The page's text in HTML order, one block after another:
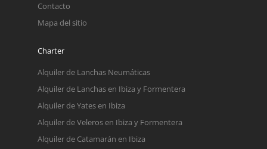
Contacto
Mapa del sitio
Charter
Alquiler de Lanchas Neumáticas
Alquiler de Lanchas en Ibiza y Formentera
Alquiler de Yates en Ibiza
Alquiler de Veleros en Ibiza y Formentera
Alquiler de Catamarán en Ibiza